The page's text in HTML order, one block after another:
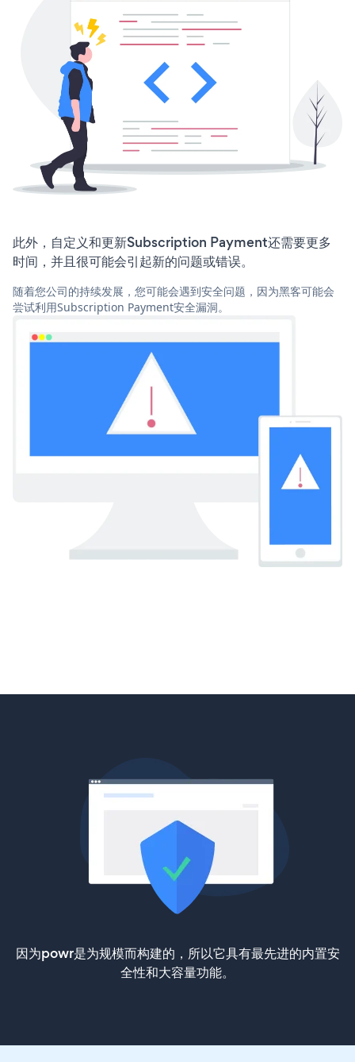
此外，自定义和更新Subscription Payment还需要更多
时间，并且很可能会引起新的问题或错误。
随着您公司的持续发展，您可能会遇到安全问题，因为黑客可能会
尝试利用Subscription Payment安全漏洞。
因为powr是为规模而构建的，所以它具有最先进的内置安
全性和大容量功能。